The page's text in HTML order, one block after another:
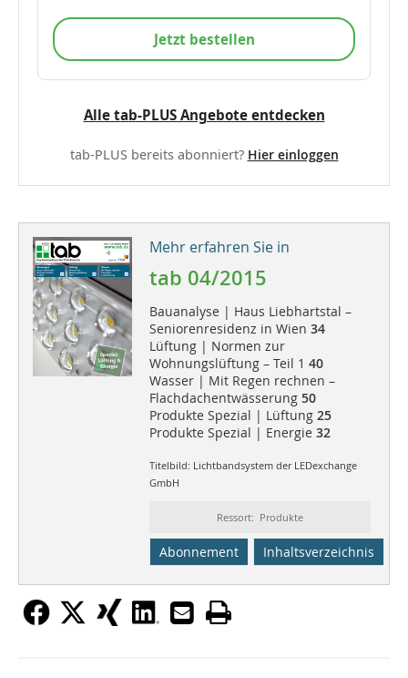
Jetzt bestellen
Alle tab-PLUS Angebote entdecken
tab-PLUS bereits abonniert? Hier einloggen
Mehr erfahren Sie in
tab 04/2015
Bauanalyse | Haus Liebhartstal –
Seniorenresidenz in Wien 34
Lüftung | Normen zur
Wohnungslüftung – Teil 1 40
Wasser | Mit Regen rechnen –
Flachdachentwässerung 50
Produkte Spezial | Lüftung 25
Produkte Spezial | Energie 32
Titelbild: Lichtbandsystem der LEDexchange
GmbH
Ressort: Produkte
Abonnement Inhaltsverzeichnis